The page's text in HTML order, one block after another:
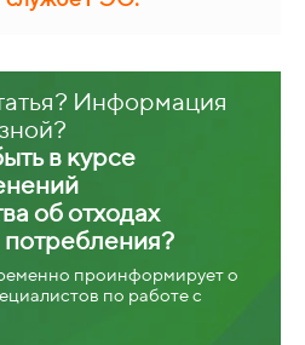
Информация
в курсе
об отходах
потребления?
проинформирует о
по работе с